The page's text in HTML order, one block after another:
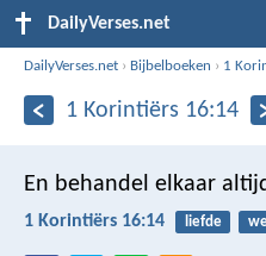
DailyVerses.net
DailyVerses.net › Bijbelboeken › 1
1 Korintiërs 16:14
En behandel elkaar
1 Korintiërs 16:14 liefde